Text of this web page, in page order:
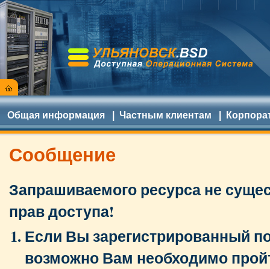
Общая информация Частным клиентам
Сообщение
Запрашиваемого ресурса не
прав доступа!
Если Вы зарегистрированный
возможно Вам необходимо